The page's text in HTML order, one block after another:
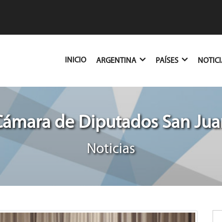
INICIO(CURRENT)
ARGENTINA PAÍSES
de Diputados San
Noticias